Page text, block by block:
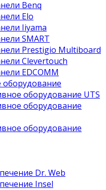
Benq
Elo
Iiyama
SMART
Prestigio Multiboard
Clevertouch
EDCOMM
оборудование
оборудование UTS
оборудование
оборудование
Dr. Web
Insel